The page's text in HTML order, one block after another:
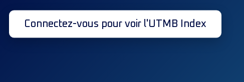
Connectez-vous pour voir l'UTMB Index